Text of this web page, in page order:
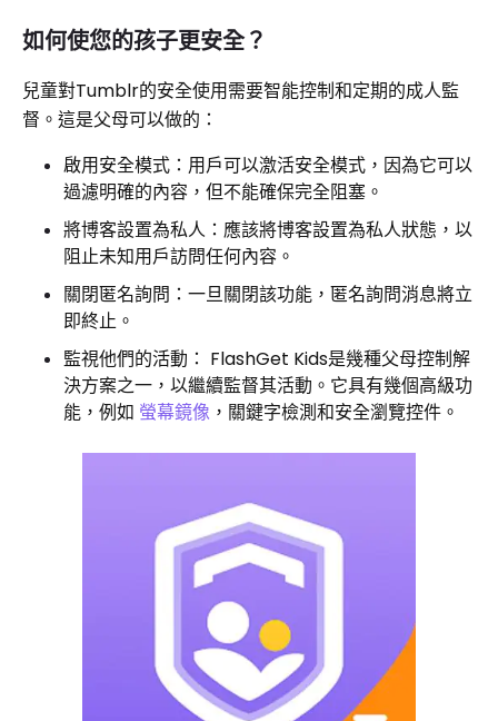
如何使您的孩子更安全？
兒童對Tumblr的安全使用需要智能控制和定期的成人監
督。這是父母可以做的：
啟用安全模式：用戶可以激活安全模式，因為它可以
過濾明確的內容，但不能確保完全阻塞。
將博客設置為私人：應該將博客設置為私人狀態，以
阻止未知用戶訪問任何內容。
關閉匿名詢問：一旦關閉該功能，匿名詢問消息將立
即終止。
監視他們的活動： FlashGet Kids是幾種父母控制解
決方案之一，以繼續監督其活動。它具有幾個高級功
能，例如 螢幕鏡像 ，關鍵字檢測和安全瀏覽控件。